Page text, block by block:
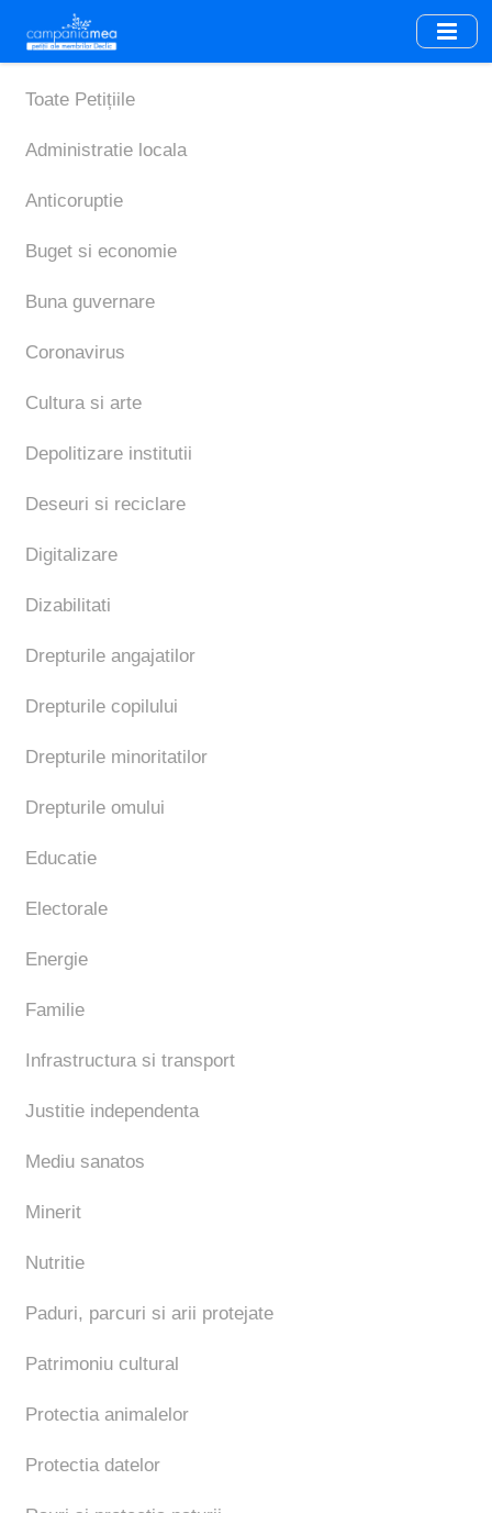
main
content
Toate Petițiile
Administratie locala
Anticoruptie
Buget si economie
Buna guvernare
Coronavirus
Cultura si arte
Depolitizare institutii
Deseuri si reciclare
Digitalizare
Dizabilitati
Drepturile angajatilor
Drepturile copilului
Drepturile minoritatilor
Drepturile omului
Educatie
Electorale
Energie
Familie
Infrastructura si transport
Justitie independenta
Mediu sanatos
Minerit
Nutritie
Paduri, parcuri si arii protejate
Patrimoniu cultural
Protectia animalelor
Protectia datelor